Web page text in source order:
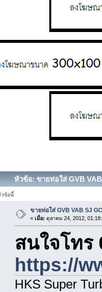
หัวข้อ: ขายท่อใส่ GVB
วข้อนี้
ขายท่อใส่ GVB VAB SJ
« เมื่อ: ตุลาคม 24, 2012,
สนใจโทร
https://
HKS Super